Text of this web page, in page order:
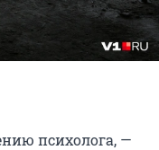
психолога, —